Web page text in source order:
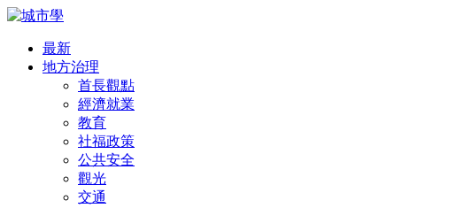
最新
地方治理
首長觀點
經濟就業
教育
社福政策
公共安全
觀光
交通